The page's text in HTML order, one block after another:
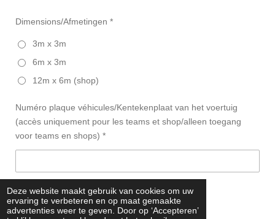
Deze website maakt gebruik van cookies om uw
ervaring te verbeteren en op maat gemaakte
advertenties weer te geven. Door op ‘Accepteren’
Dimensions/Afmetingen *
3m x 3m
6m x 3m
12m x 6m (shop)
Numéro plaque véhicules/Kentekenplaat van het voertuig
(accès uniquement pour les teams et shop/alleen toegang
voor teams en shops) *
Verzenden / Envoyer